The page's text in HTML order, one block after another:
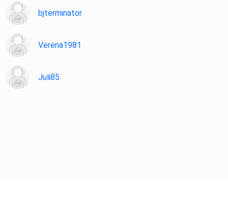
bjterminator
Verena1981
Juli85